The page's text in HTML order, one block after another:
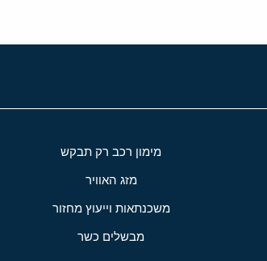
מימון רכב רק תבקש
מזג האוויר
משכנתאות וייעוץ מחזור
מבשלים כשר